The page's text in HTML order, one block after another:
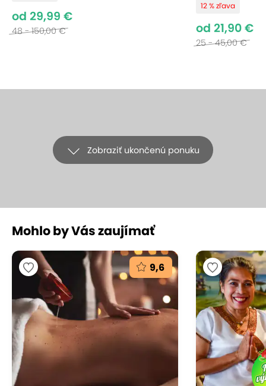
od 29,99 €
48 - 150,00 €
12 % zľava
od 21,90 €
25 - 45,00 €
Zobraziť ukončenú ponuku
+7
EXTRA ZĽAVY: Relaxačná masážna
technika Aroma Touch v salóne Refreš
REFREŠ, Bratislava - Petržalka (mapa)
9.6Vynikajúce hodnotenie
Spomaľte a doprajte si dokonalý oddych v Refres.
AromaTouch technika spája silu esenciálnych
olejov a jemného dotyku pre uvoľnenie tela aj
Mohlo by Vás zaujímať
9,6